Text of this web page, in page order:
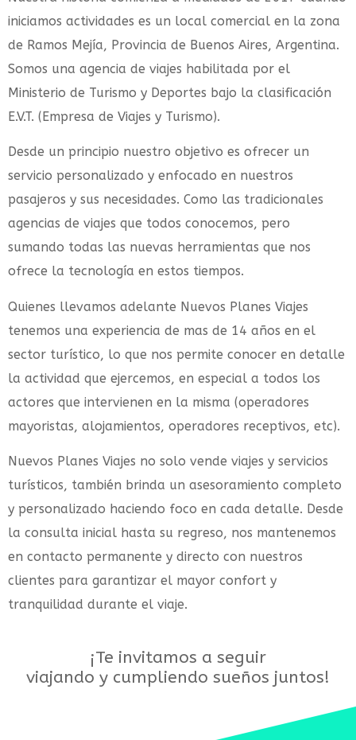
iniciamos actividades es un local comercial en la zona
de Ramos Mejía, Provincia de Buenos Aires, Argentina.
Somos una agencia de viajes habilitada por el
Ministerio de Turismo y Deportes bajo la clasificación
E.V.T. (Empresa de Viajes y Turismo).
Desde un principio nuestro objetivo es ofrecer un
servicio personalizado y enfocado en nuestros
pasajeros y sus necesidades. Como las tradicionales
agencias de viajes que todos conocemos, pero
sumando todas las nuevas herramientas que nos
ofrece la tecnología en estos tiempos.
Quienes llevamos adelante Nuevos Planes Viajes
tenemos una experiencia de mas de 14 años en el
sector turístico, lo que nos permite conocer en detalle
la actividad que ejercemos, en especial a todos los
actores que intervienen en la misma (operadores
mayoristas, alojamientos, operadores receptivos, etc).
Nuevos Planes Viajes no solo vende viajes y servicios
turísticos, también brinda un asesoramiento completo
y personalizado haciendo foco en cada detalle. Desde
la consulta inicial hasta su regreso, nos mantenemos
en contacto permanente y directo con nuestros
clientes para garantizar el mayor confort y
tranquilidad durante el viaje.
¡Te invitamos a seguir
viajando y cumpliendo sueños juntos!